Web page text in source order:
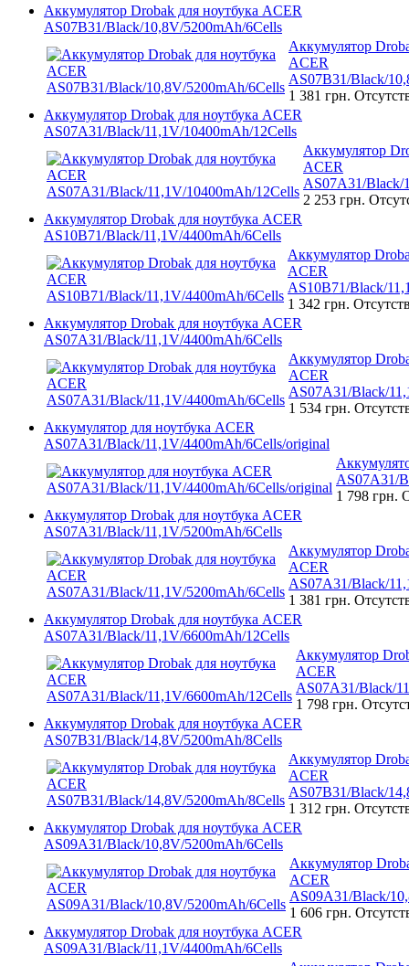
Аккумулятор Drobak для ноутбука ACER
AS07B31/Black/10,8V/5200mAh/6Cells
Аккумулятор
ACER
AS07B31/Black/
1 381 грн.
Аккумулятор Drobak для ноутбука ACER
AS07A31/Black/11,1V/10400mAh/12Cells
Аккумулятор
ACER
AS07A31/Black/
2 253 грн.
Аккумулятор Drobak для ноутбука ACER
AS10B71/Black/11,1V/4400mAh/6Cells
Аккумулятор
ACER
AS10B71/Black/
1 342 грн.
Аккумулятор Drobak для ноутбука ACER
AS07A31/Black/11,1V/4400mAh/6Cells
Аккумулятор
ACER
AS07A31/Black/
1 534 грн.
Аккумулятор для ноутбука ACER
AS07A31/Black/11,1V/4400mAh/6Cells/original
AS07A31/
1 798 грн.
Аккумулятор Drobak для ноутбука ACER
AS07A31/Black/11,1V/5200mAh/6Cells
Аккумулятор
ACER
AS07A31/Black/
1 381 грн.
Аккумулятор Drobak для ноутбука ACER
AS07A31/Black/11,1V/6600mAh/12Cells
Аккумулятор
ACER
AS07A31/Black/
1 798 грн.
Аккумулятор Drobak для ноутбука ACER
AS07B31/Black/14,8V/5200mAh/8Cells
Аккумулятор
ACER
AS07B31/Black/
1 312 грн.
Аккумулятор Drobak для ноутбука ACER
AS09A31/Black/10,8V/5200mAh/6Cells
Аккумулятор
ACER
AS09A31/Black/
1 606 грн.
Аккумулятор Drobak для ноутбука ACER
AS09A31/Black/11,1V/4400mAh/6Cells